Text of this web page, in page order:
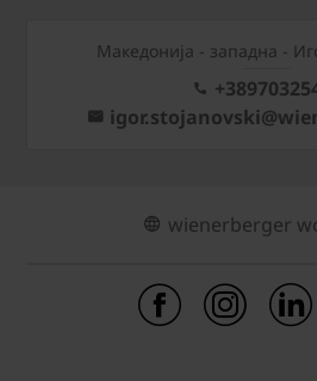
Mакедонија - западна -
wienerberger